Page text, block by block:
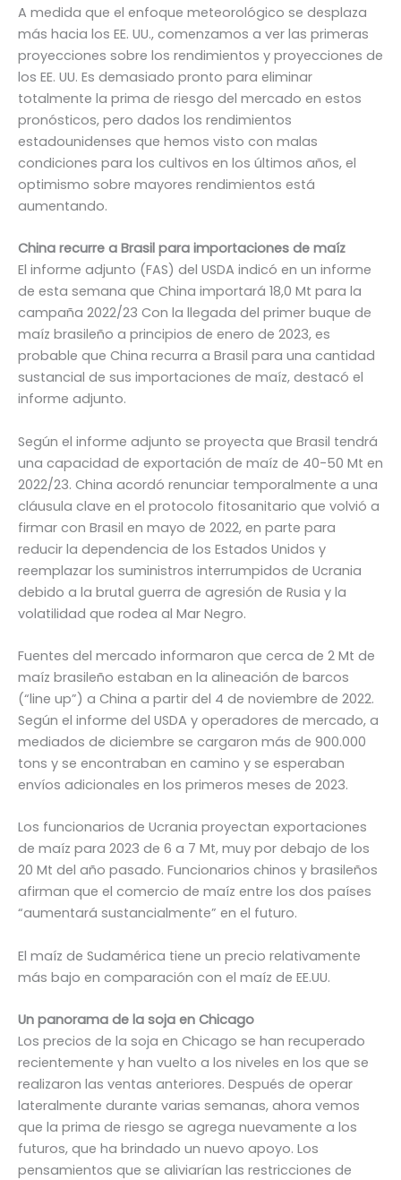
A medida que el enfoque meteorológico se desplaza
más hacia los EE. UU., comenzamos a ver las primeras
proyecciones sobre los rendimientos y proyecciones de
los EE. UU. Es demasiado pronto para eliminar
totalmente la prima de riesgo del mercado en estos
pronósticos, pero dados los rendimientos
estadounidenses que hemos visto con malas
condiciones para los cultivos en los últimos años, el
optimismo sobre mayores rendimientos está
aumentando.
China recurre a Brasil para importaciones de maíz
El informe adjunto (FAS) del USDA indicó en un informe
de esta semana que China importará 18,0 Mt para la
campaña 2022/23 Con la llegada del primer buque de
maíz brasileño a principios de enero de 2023, es
probable que China recurra a Brasil para una cantidad
sustancial de sus importaciones de maíz, destacó el
informe adjunto.
Según el informe adjunto se proyecta que Brasil tendrá
una capacidad de exportación de maíz de 40-50 Mt en
2022/23. China acordó renunciar temporalmente a una
cláusula clave en el protocolo fitosanitario que volvió a
firmar con Brasil en mayo de 2022, en parte para
reducir la dependencia de los Estados Unidos y
reemplazar los suministros interrumpidos de Ucrania
debido a la brutal guerra de agresión de Rusia y la
volatilidad que rodea al Mar Negro.
Fuentes del mercado informaron que cerca de 2 Mt de
maíz brasileño estaban en la alineación de barcos
(“line up”) a China a partir del 4 de noviembre de 2022.
Según el informe del USDA y operadores de mercado, a
mediados de diciembre se cargaron más de 900.000
tons y se encontraban en camino y se esperaban
envíos adicionales en los primeros meses de 2023.
Los funcionarios de Ucrania proyectan exportaciones
de maíz para 2023 de 6 a 7 Mt, muy por debajo de los
20 Mt del año pasado. Funcionarios chinos y brasileños
afirman que el comercio de maíz entre los dos países
“aumentará sustancialmente” en el futuro.
El maíz de Sudamérica tiene un precio relativamente
más bajo en comparación con el maíz de EE.UU.
Un panorama de la soja en Chicago
Los precios de la soja en Chicago se han recuperado
recientemente y han vuelto a los niveles en los que se
realizaron las ventas anteriores. Después de operar
lateralmente durante varias semanas, ahora vemos
que la prima de riesgo se agrega nuevamente a los
futuros, que ha brindado un nuevo apoyo. Los
pensamientos que se aliviarían las restricciones de